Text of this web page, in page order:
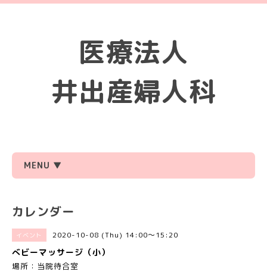
医療法人
井出産婦人科
MENU ▼
カレンダー
イベント 2020-10-08 (Thu) 14:00～15:20
べビーマッサージ（小）
場所：当院待合室